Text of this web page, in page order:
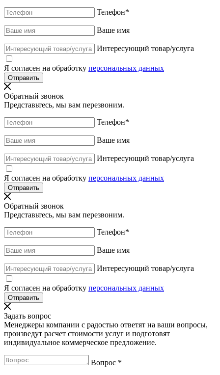
Телефон*
Ваше имя
Интересующий товар/услуга
Я согласен на обработку персональных данных
Обратный звонок
Представьтесь, мы вам перезвоним.
Телефон*
Ваше имя
Интересующий товар/услуга
Я согласен на обработку персональных данных
Обратный звонок
Представьтесь, мы вам перезвоним.
Телефон*
Ваше имя
Интересующий товар/услуга
Я согласен на обработку персональных данных
Задать вопрос
Менеджеры компании с радостью ответят на ваши вопросы,
произведут расчет стоимости услуг и подготовят
индивидуальное коммерческое предложение.
Вопрос *